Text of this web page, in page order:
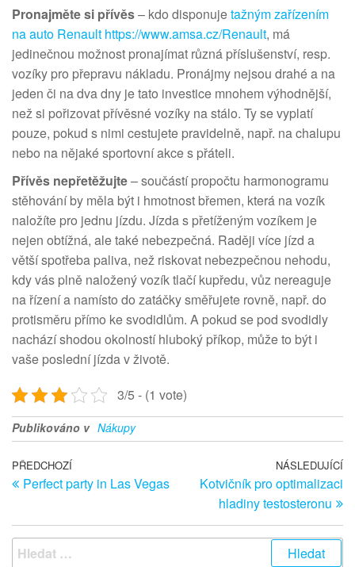
Pronajměte si přívěs– kdo disponujetažným zařízením
na auto Renault https://www.amsa.cz/Renault, má
jedinečnou možnost pronajímat různá příslušenství, resp.
vozíky pro přepravu nákladu. Pronájmy nejsou drahé a na
jeden či na dva dny je tato investice mnohem výhodnější,
než si pořizovat přívěsné vozíky na stálo. Ty se vyplatí
pouze, pokud s nimi cestujete pravidelně, např. na chalupu
nebo na nějaké sportovní akce s přáteli.
Přívěs nepřetěžujte– součástí propočtu harmonogramu
stěhování by měla být i hmotnost břemen, která na vozík
naložíte pro jednu jízdu. Jízda s přetíženým vozíkem je
nejen obtížná, ale také nebezpečná. Raději více jízd a
větší spotřeba paliva, než riskovat nebezpečnou nehodu,
kdy vás plně naložený vozík tlačí kupředu, vůz nereaguje
na řízení a namísto do zatáčky směřujete rovně, např. do
protisměru přímo ke svodidlům. A pokud se pod svodidly
nachází shodou okolností hluboký příkop, může to být i
vaše poslední jízda v životě.
3/5 - (1 vote)
Publikováno v Nákupy
Navigace pro příspěvek
Předchozí článek
PŘEDCHOZÍ
Perfect party in Las Vegas
NÁSLEDUJÍCÍ
Kotvičník pro optimalizaci
hladiny testosteronu
Vyhledávání